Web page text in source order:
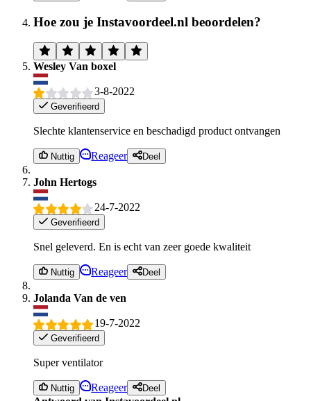
Hoe zou je Instavoordeel.nl beoordelen?
Wesley Van boxel
3-8-2022
Geverifieerd
Slechte klantenservice en beschadigd product ontvangen
Nuttig Reageer Deel
John Hertogs
24-7-2022
Geverifieerd
Snel geleverd. En is echt van zeer goede kwaliteit
Nuttig Reageer Deel
Jolanda Van de ven
19-7-2022
Geverifieerd
Super ventilator
Nuttig Reageer Deel